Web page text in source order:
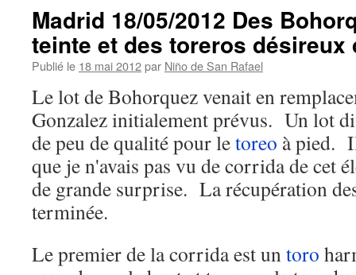
Madrid 18/05/2012 Des
teinte et des toreros désireux
Publié le 18 mai 2012par Niño de San Rafael
Le lot de Bohorquez venait en
Gonzalez initialement prévus. Un lot
de peu de qualité pour letoreo à pied.
que je n'avais pas vu de corrida de cet
de grande surprise. La récupération
terminée.
Le premier de la corrida est untoro